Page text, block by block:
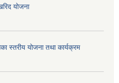
योजना
स्तरीय योजना तथा कार्यक्रम